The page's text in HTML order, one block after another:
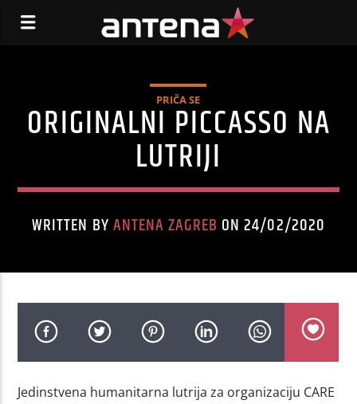
PRIČA SE
ORIGINALNI PICCASSO NA
LUTRIJI
WRITTEN BYANTENA ZAGREB ON 24/02/2020
Jedinstvena humanitarna lutrija za organizaciju CARE